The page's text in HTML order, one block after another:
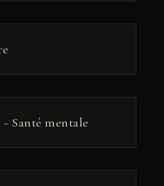
Santé mentale